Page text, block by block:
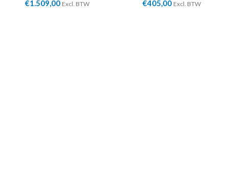
€1.509,00 Excl. BTW €405,00 Excl. BTW